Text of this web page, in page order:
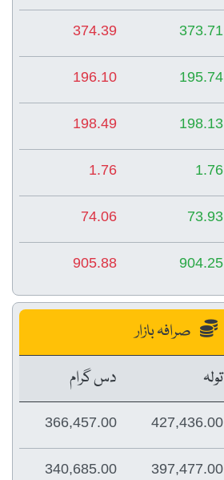
373.71
374.39
195.74
196.10
198.13
198.49
1.76
1.76
73.93
74.06
904.25
905.88
صرافہ بازار
تولہ
دس گرام
427,436.00
366,457.00
397,477.00
340,685.00